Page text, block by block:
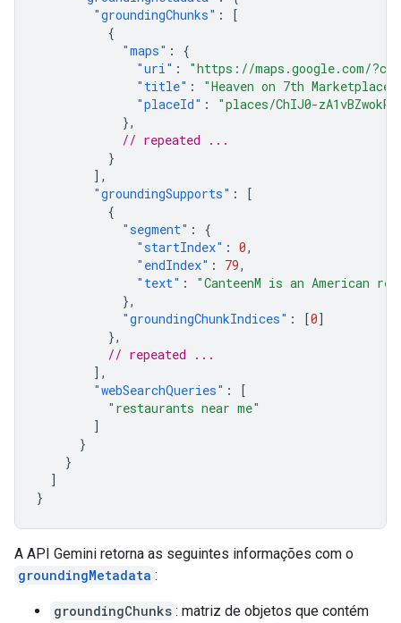
"groundingChunks" :
[
{
"maps" :
{
"uri" :
"https://maps.google.com/
"title" : "Heaven on 7th Marketplace"
"placeId" :
"places/ChIJ0-
},
// repeated ...
}
],
"groundingSupports" :
[
{
"segment" :
{
"startIndex" : 0,
"endIndex" : 79,
"text" :
"CanteenM is an American
},
"groundingChunkIndices" : [0]
},
// repeated ...
],
"webSearchQueries" :
[
"restaurants near me"
]
}
}
]
}
A API Gemini retorna as seguintes informações com o
groundingMetadata :
groundingChunks : matriz de objetos que contém